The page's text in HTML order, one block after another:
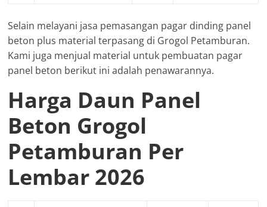
Selain melayani jasa pemasangan pagar dinding panel
beton plus material terpasang di Grogol Petamburan.
Kami juga menjual material untuk pembuatan pagar
panel beton berikut ini adalah penawarannya.
Harga Daun Panel
Beton Grogol
Petamburan Per
Lembar 2026